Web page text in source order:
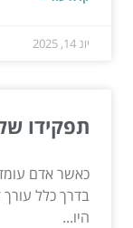
יונ 14, 2025
תפקידו
כאשר אדם
בדרך כלל עורך
היו...